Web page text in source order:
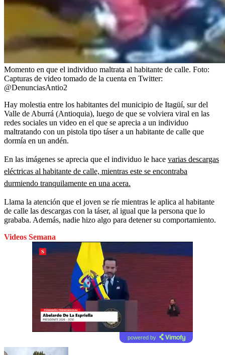
Momento en que el individuo maltrata al habitante de calle. Foto:
Capturas de video tomado de la cuenta en Twitter:
@DenunciasAntio2
Hay molestia entre los habitantes del municipio de Itagüí, sur del
Valle de Aburrá (Antioquia), luego de que se volviera viral en las
redes sociales un video en el que se aprecia a un individuo
maltratando con un pistola tipo táser a un habitante de calle que
dormía en un andén.
En las imágenes se aprecia que el individuo le hace varias descargas
eléctricas al habitante de calle, mientras este se encontraba
durmiendo tranquilamente en una acera.
Llama la atención que el joven se ríe mientras le aplica al habitante
de calle las descargas con la táser, al igual que la persona que lo
grababa. Además, nadie hizo algo para detener su comportamiento.
Videos Semana
powered by